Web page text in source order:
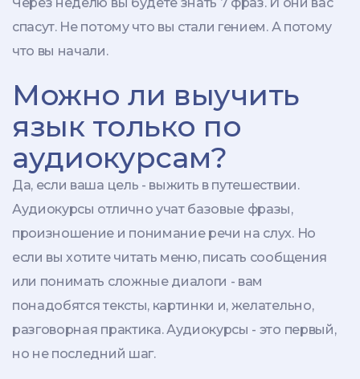
спасут. Не потому что вы стали гением. А потому
что вы начали.
Можно ли выучить
язык только по
аудиокурсам?
Да, если ваша цель - выжить в путешествии.
Аудиокурсы отлично учат базовые фразы,
произношение и понимание речи на слух. Но
если вы хотите читать меню, писать сообщения
или понимать сложные диалоги - вам
понадобятся тексты, картинки и, желательно,
разговорная практика. Аудиокурсы - это первый,
но не последний шаг.